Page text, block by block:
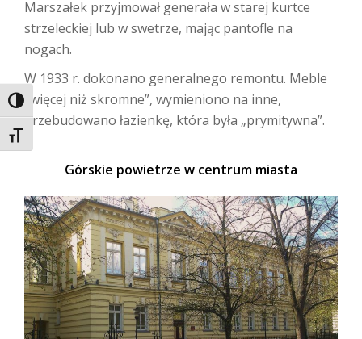
TOGGLE HIGH CONTRAST
TOGGLE FONT SIZE
Marszałek przyjmował generała w starej kurtce
strzeleckiej lub w swetrze, mając pantofle na
nogach.
W 1933 r. dokonano generalnego remontu. Meble
„więcej niż skromne”, wymieniono na inne,
przebudowano łazienkę, która była „prymitywna”.
Górskie powietrze w centrum miasta